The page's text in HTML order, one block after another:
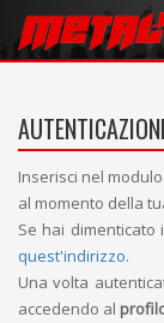
Inserisci nel
al momento della
Se hai dimenticato
quest'indirizzo.
Una volta
accedendo al